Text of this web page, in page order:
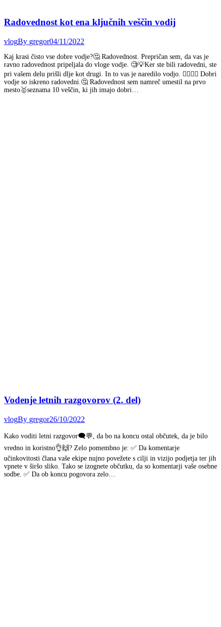
Radovednost kot ena ključnih veščin vodij
vlogBy gregor04/11/2022
Kaj krasi čisto vse dobre vodje?🤔 Radovednost. Prepričan sem, da vas je
ravno radovednost pripeljala do vloge vodje. 🧐💡Ker ste bili radovedni, ste
pri vašem delu prišli dlje kot drugi. In to vas je naredilo vodjo. 🦸‍♀️🦸‍♂️ Dobri
vodje so iskreno radovedni.🤔 Radovednost sem namreč umestil na prvo
mesto🥇seznama 10 veščin, ki jih imajo dobri…
Vodenje letnih razgovorov (2. del)
vlogBy gregor26/10/2022
Kako voditi letni razgovor🗨️💬, da bo na koncu ostal občutek, da je bilo
vredno in koristno👌🙌? Zelo pomembno je: ✅ Da komentarje
učinkovitosti člana vaše ekipe nujno povežete s cilji in vizijo podjetja ter jih
vpnete v širšo sliko. Tako se izognete občutku, da so komentarji vaše osebne
sodbe. ✅ Da ob koncu pogovora zelo…